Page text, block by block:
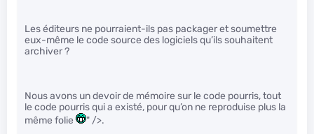
Les éditeurs ne pourraient-ils pas packager et soumettre
eux-même le code source des logiciels qu’ils souhaitent
archiver ?
Nous avons un devoir de mémoire sur le code pourris, tout
le code pourris qui a existé, pour qu’on ne reproduise plus la
même folie
" />.